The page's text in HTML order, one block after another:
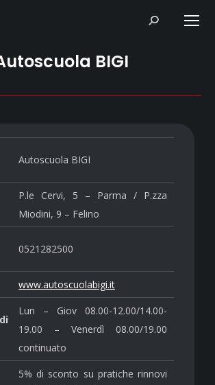
Search:
BIGI
Autoscuola BIGI
P.le Cervi, 5 – Parma / P.zza
Miodini, 9 – Felino
0521282500
www.autoscuolabigi.it
Lun – Giov 08.00-12.00/14.00-
19.00 – Venerdì 08.00/19.00
continuato
5% di sconto su pratiche rinnovi